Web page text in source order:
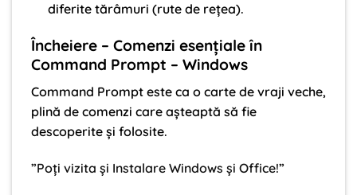
diferite tărâmuri (rute de rețea).
Încheiere – Comenzi esențiale în
Command Prompt – Windows
Command Prompt este ca o carte de vraji veche,
plină de comenzi care așteaptă să fie
descoperite și folosite.
”Poți vizita și Instalare Windows și Office!”